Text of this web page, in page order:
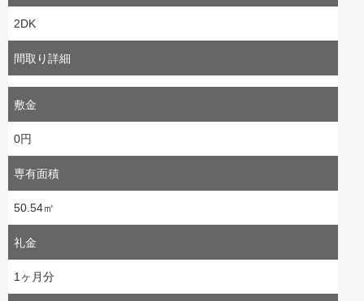
2DK
間取り詳細
敷金
0円
専有面積
50.54㎡
礼金
1ヶ月分